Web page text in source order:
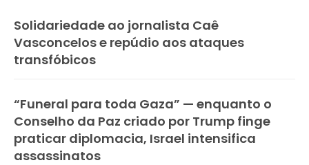
Solidariedade ao jornalista Caê
Vasconcelos e repúdio aos ataques
transfóbicos
“Funeral para toda Gaza” — enquanto o
Conselho da Paz criado por Trump finge
praticar diplomacia, Israel intensifica
assassinatos